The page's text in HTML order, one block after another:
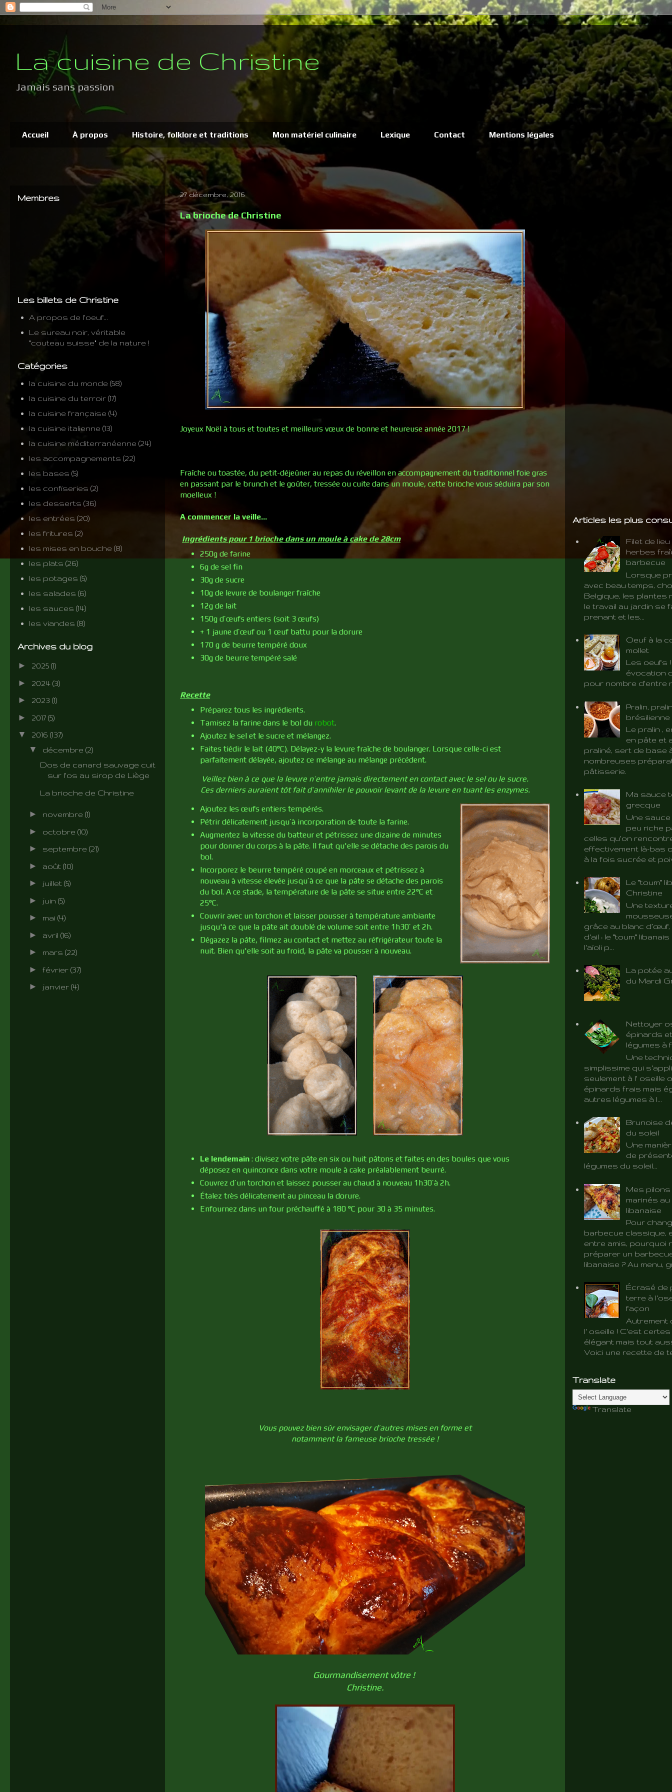
La cuisine de Christine
Jamais sans passion
Accueil À propos Histoire, folklore et traditions Mon matériel culinaire Lexique Contact Mentions légales
27 décembre, 2016
La brioche de Christine
Joyeux Noël à tous et toutes et meilleurs vœux de bonne et heureuse année 2017 !
Fraîche ou toastée, du petit-déjeûner au repas du réveillon en accompagnement du traditionnel foie gras
en passant par le brunch et le goûter, tressée ou cuite dans un moule, cette brioche vous séduira par son
moelleux !
A commencer la veille…
Ingrédients pour 1 brioche dans un moule à cake de 28cm
250g de farine
6g de sel fin
30g de sucre
10g de levure de boulanger fraîche
12g de lait
150g d’œufs entiers (soit 3 œufs)
+ 1 jaune d’œuf ou 1 œuf battu pour la dorure
170 g de beurre tempéré doux
30g de beurre tempéré salé
Recette
Préparez tous les ingrédients.
Tamisez la farine dans le bol du robot.
Ajoutez le sel et le sucre et mélangez.
Faites tiédir le lait (40°C). Délayez-y la levure fraîche de boulanger. Lorsque celle-ci est
parfaitement délayée, ajoutez ce mélange au mélange précédent.
Veillez bien à ce que la levure n’entre jamais directement en contact avec le sel ou le sucre.
Ces derniers auraient tôt fait d’annihiler le pouvoir levant de la levure en tuant les enzymes.
Ajoutez les œufs entiers tempérés.
Pétrir délicatement jusqu’à incorporation de toute la farine.
Augmentez la vitesse du batteur et pétrissez une dizaine de minutes
pour donner du corps à la pâte. Il faut qu'elle se détache des parois du
bol.
Incorporez le beurre tempéré coupé en morceaux et pétrissez à
nouveau à vitesse élevée jusqu’à ce que la pâte se détache des parois
du bol. A ce stade, la température de la pâte se situe entre 22°C et
25°C.
Couvrir avec un torchon et laisser pousser à température ambiante
jusqu'à ce que la pâte ait doublé de volume soit entre 1h30’ et 2h.
Dégazez la pâte, filmez au contact et mettez au réfrigérateur toute la
nuit. Bien qu'elle soit au froid, la pâte va pousser à nouveau.
Le lendemain : divisez votre pâte en six ou huit pâtons et faites en des boules que vous
déposez en quinconce dans votre moule à cake préalablement beurré.
Couvrez d’un torchon et laissez pousser au chaud à nouveau 1h30’à 2h.
Étalez très délicatement au pinceau la dorure.
Enfournez dans un four préchauffé à 180 °C pour 30 à 35 minutes.
Vous pouvez bien sûr envisager d’autres mises en forme et
notamment la fameuse brioche tressée !
Gourmandisement vôtre !
Christine.
Membres
Les billets de Christine
A propos de l'oeuf...
Le sureau noir, véritable
"couteau suisse" de la nature !
Catégories
la cuisine du monde (58)
la cuisine du terroir (17)
la cuisine française (4)
la cuisine italienne (13)
la cuisine méditerranéenne (24)
les accompagnements (22)
les bases (5)
les confiseries (2)
les desserts (36)
les entrées (20)
les fritures (2)
les mises en bouche (8)
les plats (26)
les potages (5)
les salades (6)
les sauces (14)
les viandes (8)
Archives du blog
► 2025 (1)
► 2024 (3)
► 2023 (1)
► 2017 (5)
▼ 2016 (137)
▼ décembre (2)
Dos de canard sauvage cuit
sur l'os au sirop de Liège
La brioche de Christine
► novembre (1)
► octobre (10)
► septembre (21)
► août (10)
► juillet (5)
► juin (5)
► mai (4)
► avril (16)
► mars (22)
► février (37)
► janvier (4)
Articles les plus
Filet de
herbes
barbecue
Lorsque
avec beau temps,
Belgique, les plantes
le travail au jardin se
prenant et les...
Oeuf à la
mollet
Les oeufs
évocation
pour nombre d'entre
Pralin,
brésilienne
Le pralin ,
en pâte et
praliné, sert de base
nombreuses
pâtisserie.
Ma sauce
grecque
Une sauce
peu riche
celles qu'on
effectivement là-bas
à la fois sucrée et
Le "toum"
Christine
Une
grâce au blanc
d'ail : le "toum"
l'aïoli p...
La potée
du Mardi
Nettoyer
épinards
légumes à
Une
simplissime qui
seulement à l' oseille
épinards frais mais
autres légumes à l...
Brunoise
du soleil
Une
de
légumes du soleil…
Mes
marinés
libanaise
Pour
barbecue classique,
entre amis, pourquoi
préparer un
libanaise ? Au menu,
Écrasé de
terre à
façon
Autrement
l' oseille ! C'est certes
élégant mais tout
Voici une recette de
Translate
Translate